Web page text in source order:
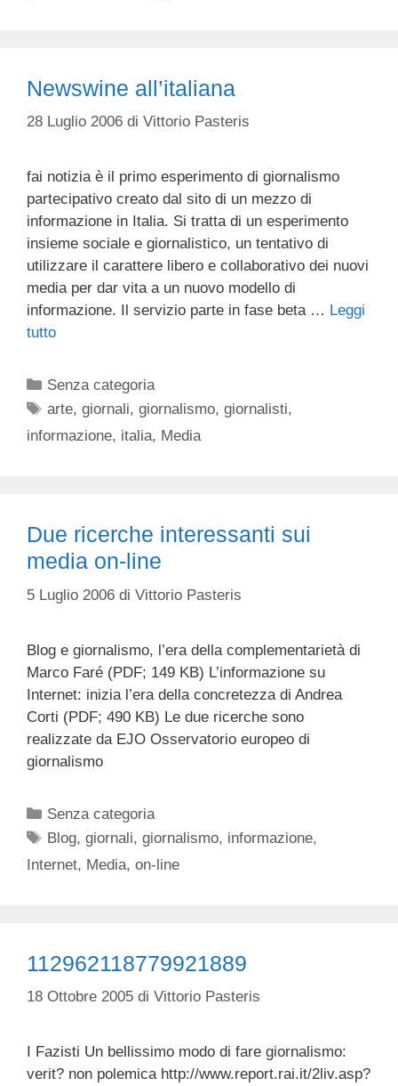
Newswine all’italiana
28 Luglio 2006 di Vittorio Pasteris
fai notizia è il primo esperimento di giornalismo
partecipativo creato dal sito di un mezzo di
informazione in Italia. Si tratta di un esperimento
insieme sociale e giornalistico, un tentativo di
utilizzare il carattere libero e collaborativo dei nuovi
media per dar vita a un nuovo modello di
informazione. Il servizio parte in fase beta … Leggi
tutto
Categorie
Senza categoria
Tag
arte,giornali,giornalismo,giornalisti,
informazione, italia, Media
Due ricerche interessanti sui
media on-line
5 Luglio 2006 di Vittorio Pasteris
Blog e giornalismo, l’era della complementarietà di
Marco Faré (PDF; 149 KB) L’informazione su
Internet: inizia l’era della concretezza di Andrea
Corti (PDF; 490 KB) Le due ricerche sono
realizzate da EJO Osservatorio europeo di
giornalismo
Categorie
Senza categoria
Tag
Blog,giornali,giornalismo, informazione,
Internet, Media, on-line
112962118779921889
18 Ottobre 2005 di Vittorio Pasteris
I Fazisti Un bellissimo modo di fare giornalismo:
verit? non polemica http://www.report.rai.it/2liv.asp?